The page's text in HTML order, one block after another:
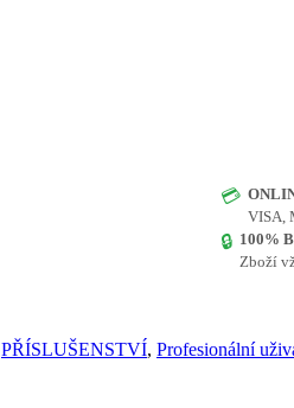
💳
VISA,
🔒 100%
Zboží
PŘÍSLUŠENSTVÍ, Profesionální